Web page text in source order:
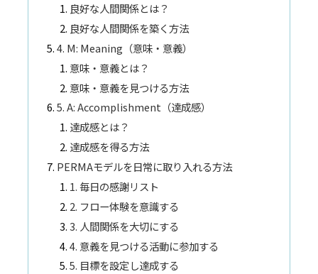
良好な人間関係とは？
良好な人間関係を築く方法
4. M: Meaning（意味・意義）
意味・意義とは？
意味・意義を見つける方法
5. A: Accomplishment（達成感）
達成感とは？
達成感を得る方法
PERMAモデルを日常に取り入れる方法
1. 毎日の感謝リスト
2. フロー体験を意識する
3. 人間関係を大切にする
4. 意義を見つける活動に参加する
5. 目標を設定し達成する